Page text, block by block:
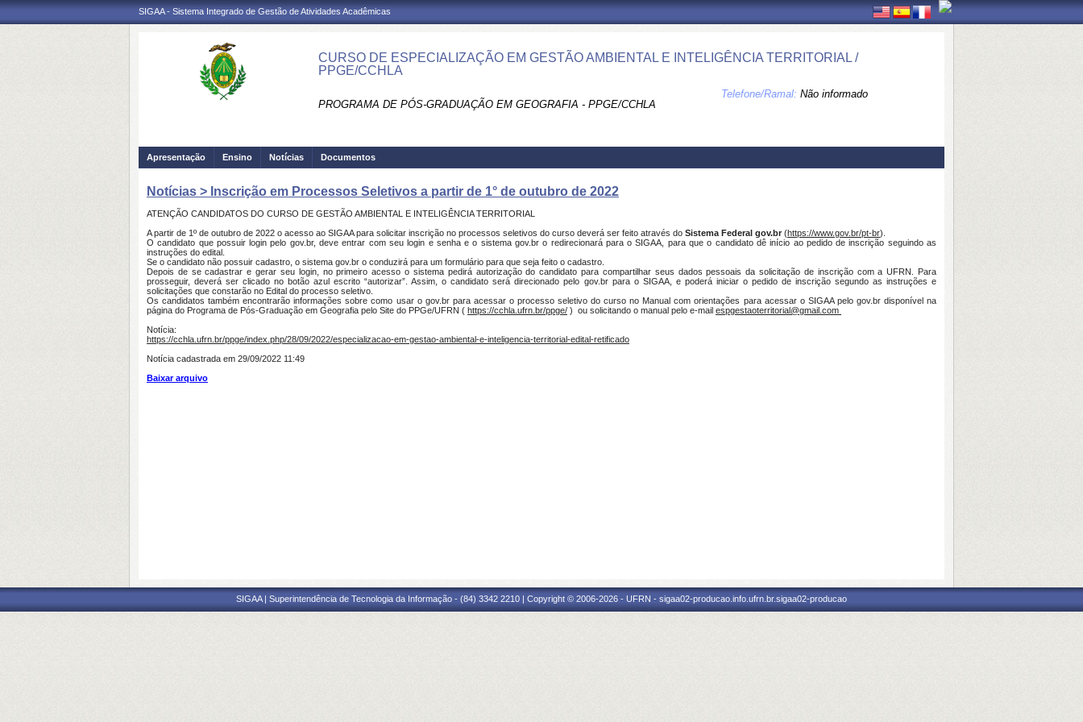
SIGAA - Sistema Integrado de Gestão de Atividades Acadêmicas
CURSO DE ESPECIALIZAÇÃO EM GESTÃO AMBIENTAL E INTELIGÊNCIA TERRITORIAL /
PPGE/CCHLA
PROGRAMA DE PÓS-GRADUAÇÃO EM GEOGRAFIA - PPGE/CCHLA
Telefone/Ramal: Não informado
Apresentação Ensino Notícias Documentos
Notícias > Inscrição em Processos Seletivos a partir de 1° de outubro de 2022
ATENÇÃO CANDIDATOS DO CURSO DE GESTÃO AMBIENTAL E INTELIGÊNCIA TERRITORIAL
A partir de 1º de outubro de 2022 o acesso ao SIGAA para solicitar inscrição no processos seletivos do curso deverá ser feito através do Sistema Federal gov.br (https://www.gov.br/pt-br).
O candidato que possuir login pelo gov.br, deve entrar com seu login e senha e o sistema gov.br o redirecionará para o SIGAA, para que o candidato dê início ao pedido de inscrição seguindo as
instruções do edital.
Se o candidato não possuir cadastro, o sistema gov.br o conduzirá para um formulário para que seja feito o cadastro.
Depois de se cadastrar e gerar seu login, no primeiro acesso o sistema pedirá autorização do candidato para compartilhar seus dados pessoais da solicitação de inscrição com a UFRN. Para
prosseguir, deverá ser clicado no botão azul escrito “autorizar”. Assim, o candidato será direcionado pelo gov.br para o SIGAA, e poderá iniciar o pedido de inscrição segundo as instruções e
solicitações que constarão no Edital do processo seletivo.
Os candidatos também encontrarão informações sobre como usar o gov.br para acessar o processo seletivo do curso no Manual com orientações para acessar o SIGAA pelo gov.br disponível na
página do Programa de Pós-Graduação em Geografia pelo Site do PPGe/UFRN ( https://cchla.ufrn.br/ppge/ ) ou solicitando o manual pelo e-mail espgestaoterritorial@gmail.com
Notícia:
https://cchla.ufrn.br/ppge/index.php/28/09/2022/especializacao-em-gestao-ambiental-e-inteligencia-territorial-edital-retificado
Notícia cadastrada em 29/09/2022 11:49
Baixar arquivo
SIGAA | Superintendência de Tecnologia da Informação - (84) 3342 2210 | Copyright © 2006-2026 - UFRN - sigaa02-producao.info.ufrn.br.sigaa02-producao